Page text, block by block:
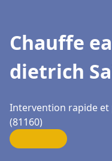
Chauffe
dietrich
Intervention rapide et
(81160)